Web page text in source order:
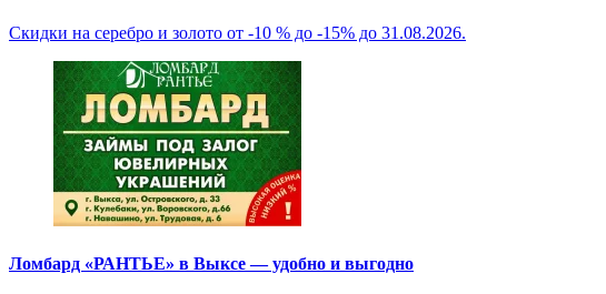
Скидки на серебро и золото от -10 % до -15% до 31.08.2026.
Ломбард «РАНТЬЕ» в Выксе — удобно и выгодно